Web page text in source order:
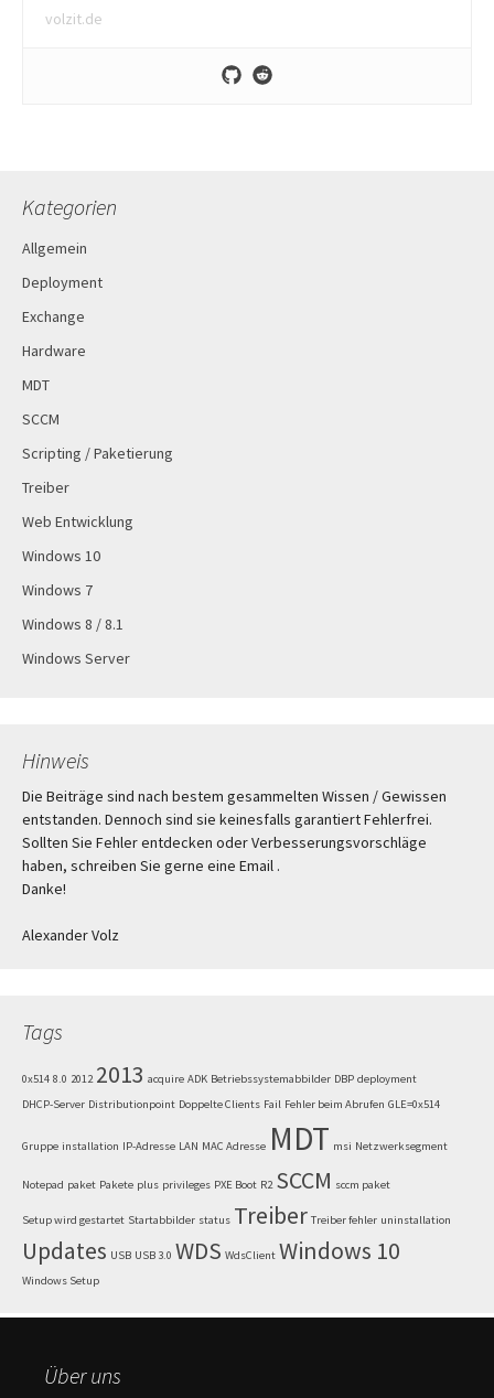
volzit.de
Kategorien
Allgemein
Deployment
Exchange
Hardware
MDT
SCCM
Scripting / Paketierung
Treiber
Web Entwicklung
Windows 10
Windows 7
Windows 8 / 8.1
Windows Server
Hinweis
Die Beiträge sind nach bestem gesammelten Wissen / Gewissen
entstanden. Dennoch sind sie keinesfalls garantiert Fehlerfrei.
Sollten Sie Fehler entdecken oder Verbesserungsvorschläge
haben, schreiben Sie gerne eine Email .
Danke!
Alexander Volz
Tags
0x514 8.0 2012 2013 acquire ADK Betriebssystemabbilder DBP deployment
DHCP-Server Distributionpoint Doppelte Clients Fail Fehler beim Abrufen GLE=0x514
Gruppe installation IP-Adresse LAN MAC Adresse MDT msi Netzwerksegment
Notepad paket Pakete plus privileges PXE Boot R2 SCCM sccm paket
Setup wird gestartet Startabbilder status Treiber Treiber fehler uninstallation
Updates USB USB 3.0 WDS WdsClient Windows 10
Windows Setup
Über uns